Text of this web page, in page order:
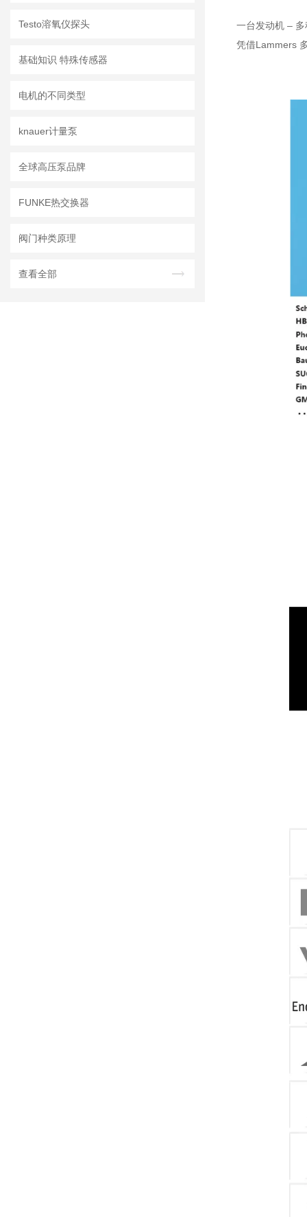
Testo溶氧仪探头
基础知识 特殊传感器
电机的不同类型
knauer计量泵
全球高压泵品牌
FUNKE热交换器
阀门种类原理
查看全部
一台发动机 –
凭借Lammers